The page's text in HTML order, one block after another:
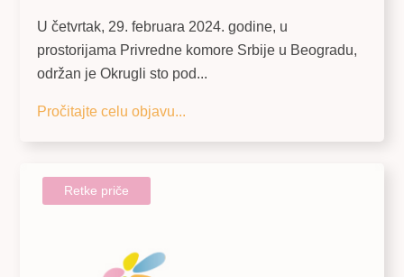
U četvrtak, 29. februara 2024. godine, u
prostorijama Privredne komore Srbije u Beogradu,
održan je Okrugli sto pod...
Pročitajte celu objavu...
Retke priče